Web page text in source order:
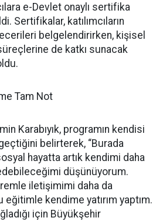
e-Devlet onaylı sertifika
Sertifikalar, katılımcıların
belgelendirirken, kişisel
de katkı sunacak
Tam Not
Karabıyık, programın kendisi
belirterek, “Burada
hayatta artık kendimi daha
düşünüyorum.
iletişimimi daha da
kendime yatırım yaptım.
için Büyükşehir